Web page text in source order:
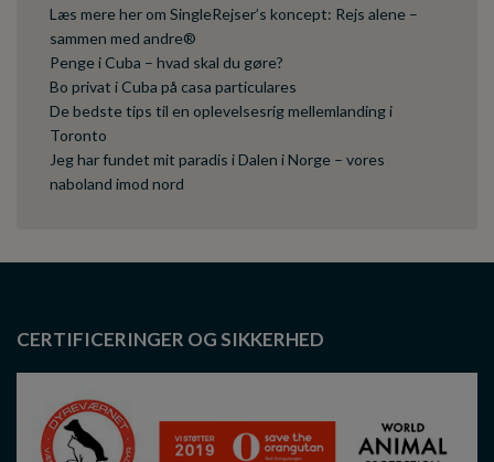
Læs mere her om SingleRejser’s koncept: Rejs alene –
sammen med andre®
Penge i Cuba – hvad skal du gøre?
Bo privat i Cuba på casa particulares
De bedste tips til en oplevelsesrig mellemlanding i
Toronto
Jeg har fundet mit paradis i Dalen i Norge – vores
naboland imod nord
CERTIFICERINGER OG SIKKERHED